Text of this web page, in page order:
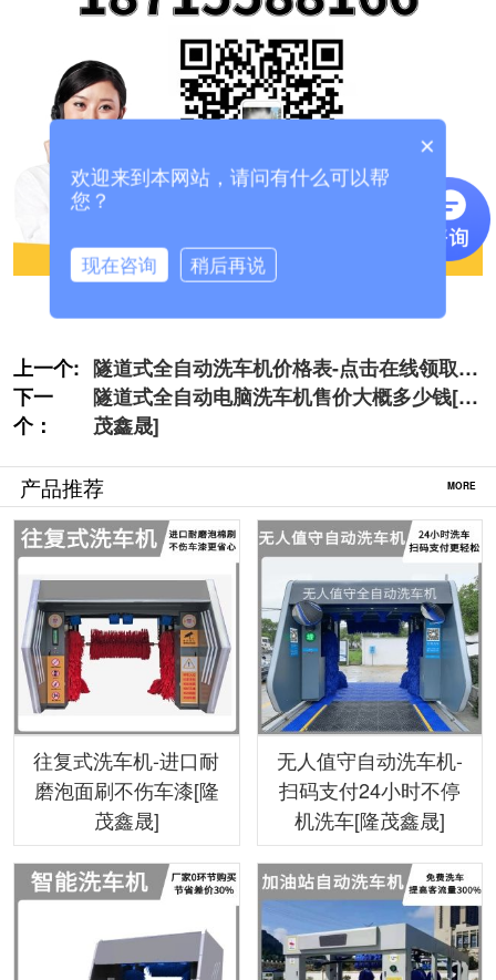
上一个: 隧道式全自动洗车机价格表-点击在线领取
[隆茂鑫晟]
下一
个：
隧道式全自动电脑洗车机售价大概多少钱[隆
茂鑫晟]
产品推荐 MORE
往复式洗车机-进口耐
磨泡面刷不伤车漆[隆
茂鑫晟]
无人值守自动洗车机-
扫码支付24小时不停
机洗车[隆茂鑫晟]
×
欢迎来到本网站，请问有什么可以帮
您？
现在咨询 稍后再说